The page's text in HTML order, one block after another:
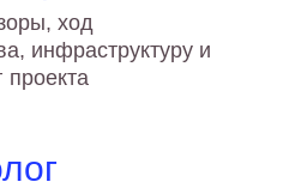
и
скидками и
—